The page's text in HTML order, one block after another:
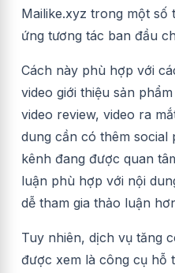
Mailike.xyz trong một
ứng tương tác ban đầu
Cách này phù hợp với
video giới thiệu sản
video review, video ra
dung cần có thêm social
kênh đang được quan
luận phù hợp với nội
dễ tham gia thảo luận
Tuy nhiên, dịch vụ tăng
được xem là công cụ hỗ